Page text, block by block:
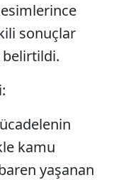
sonuçlar
kamu
yaşanan